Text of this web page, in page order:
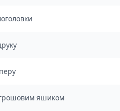
яшиком